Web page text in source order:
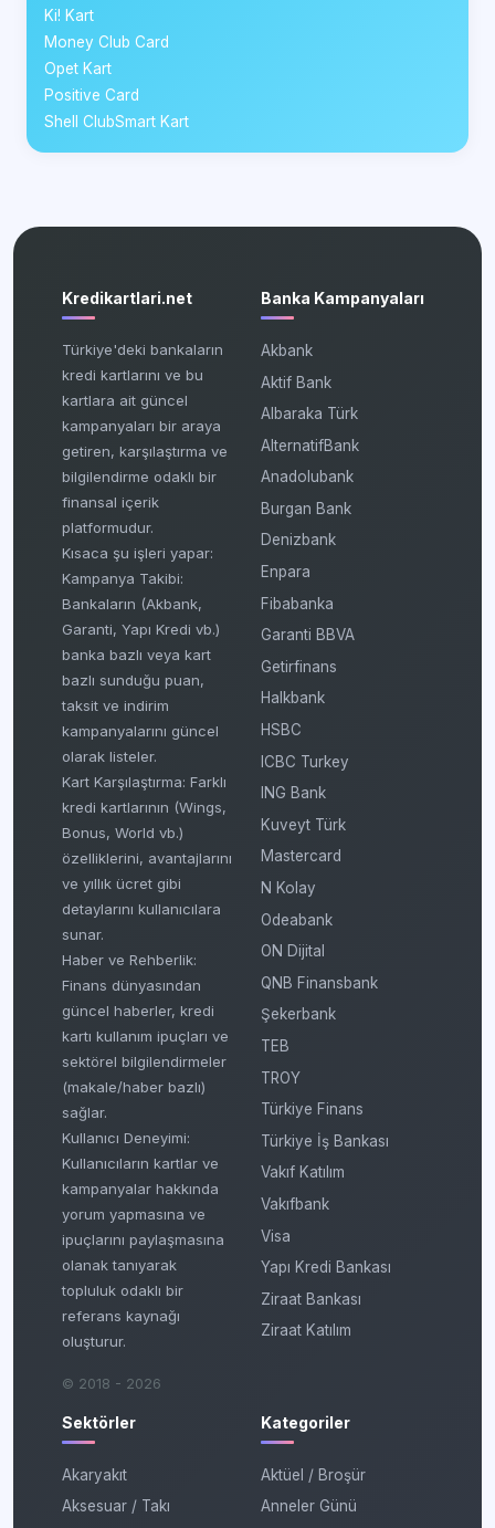
Ki! Kart
Money Club Card
Opet Kart
Positive Card
Shell ClubSmart Kart
Kredikartlari.net
Türkiye'deki bankaların
kredi kartlarını ve bu
kartlara ait güncel
kampanyaları bir araya
getiren, karşılaştırma ve
bilgilendirme odaklı bir
finansal içerik
platformudur.
Kısaca şu işleri yapar:
Kampanya Takibi:
Bankaların (Akbank,
Garanti, Yapı Kredi vb.)
banka bazlı veya kart
bazlı sunduğu puan,
taksit ve indirim
kampanyalarını güncel
olarak listeler.
Kart Karşılaştırma: Farklı
kredi kartlarının (Wings,
Bonus, World vb.)
özelliklerini, avantajlarını
ve yıllık ücret gibi
detaylarını kullanıcılara
sunar.
Haber ve Rehberlik:
Finans dünyasından
güncel haberler, kredi
kartı kullanım ipuçları ve
sektörel bilgilendirmeler
(makale/haber bazlı)
sağlar.
Kullanıcı Deneyimi:
Kullanıcıların kartlar ve
kampanyalar hakkında
yorum yapmasına ve
ipuçlarını paylaşmasına
olanak tanıyarak
topluluk odaklı bir
referans kaynağı
oluşturur.
© 2018 - 2026
Banka Kampanyaları
Akbank
Aktif Bank
Albaraka Türk
AlternatifBank
Anadolubank
Burgan Bank
Denizbank
Enpara
Fibabanka
Garanti BBVA
Getirfinans
Halkbank
HSBC
ICBC Turkey
ING Bank
Kuveyt Türk
Mastercard
N Kolay
Odeabank
ON Dijital
QNB Finansbank
Şekerbank
TEB
TROY
Türkiye Finans
Türkiye İş Bankası
Vakıf Katılım
Vakıfbank
Visa
Yapı Kredi Bankası
Ziraat Bankası
Ziraat Katılım
Sektörler
Akaryakıt
Aksesuar / Takı
Kategoriler
Aktüel / Broşür
Anneler Günü